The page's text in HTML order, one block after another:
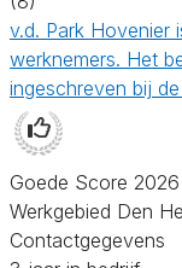
v.d. Park Hovenier
werknemers. Het
ingeschreven bij
Goede Score 2026
Werkgebied Den
Contactgegevens